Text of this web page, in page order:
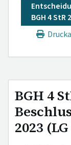
BGH 4 StR
BGH 4
2023